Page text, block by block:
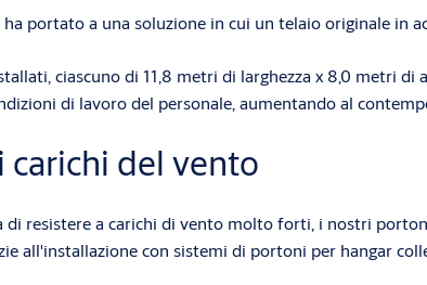
portato a una soluzione in cui un telaio originale in
ciascuno di 11,8 metri di larghezza x 8,0 metri
di lavoro del personale, aumentando al
carichi del vento
di resistere a carichi di vento molto forti, i nostri
all'installazione con sistemi di portoni per hangar